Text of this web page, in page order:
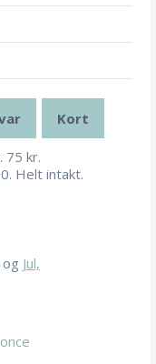
Kort
75 kr.
Helt intakt.
og Jul,